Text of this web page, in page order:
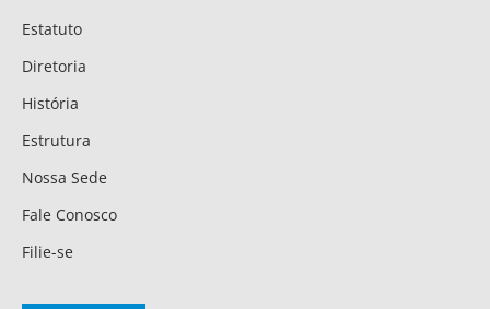
Estatuto
Diretoria
História
Estrutura
Nossa Sede
Fale Conosco
Filie-se